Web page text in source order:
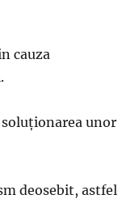
cauza
unor
deosebit, astfel